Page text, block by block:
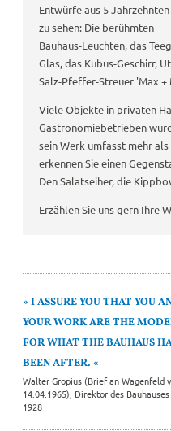
Entwürfe aus 5 Jahrzehnten
zu sehen: Die berühmten
Bauhaus-Leuchten, das
Glas, das Kubus-Geschirr,
Salz-Pfeffer-Streuer 'Max +
Viele Objekte in privaten
Gastronomiebetrieben
sein Werk umfasst mehr
erkennen Sie einen
Den Salatseiher, die
Erzählen Sie uns gern Ihre
I ASSURE YOU THAT YOU
YOUR WORK ARE THE
FOR WHAT THE BAUHAUS
BEEN AFTER.
Walter Gropius (Brief an Wagenfeld
14.04.1965), Direktor des
1928